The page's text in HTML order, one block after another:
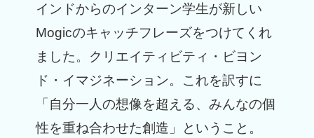
ョンインドからのインターン学生が新しい
Mogicのキャッチフレーズをつけてくれ
ました。クリエイティビティ・ビヨン
ド・イマジネーション。これを訳すに
「自分一人の想像を超える、みんなの個
性を重ね合わせた創造」ということ。